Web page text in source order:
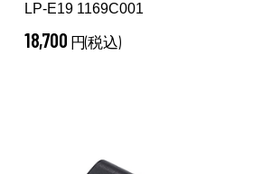
LP-E19 1169C001
18,700 円(税込)